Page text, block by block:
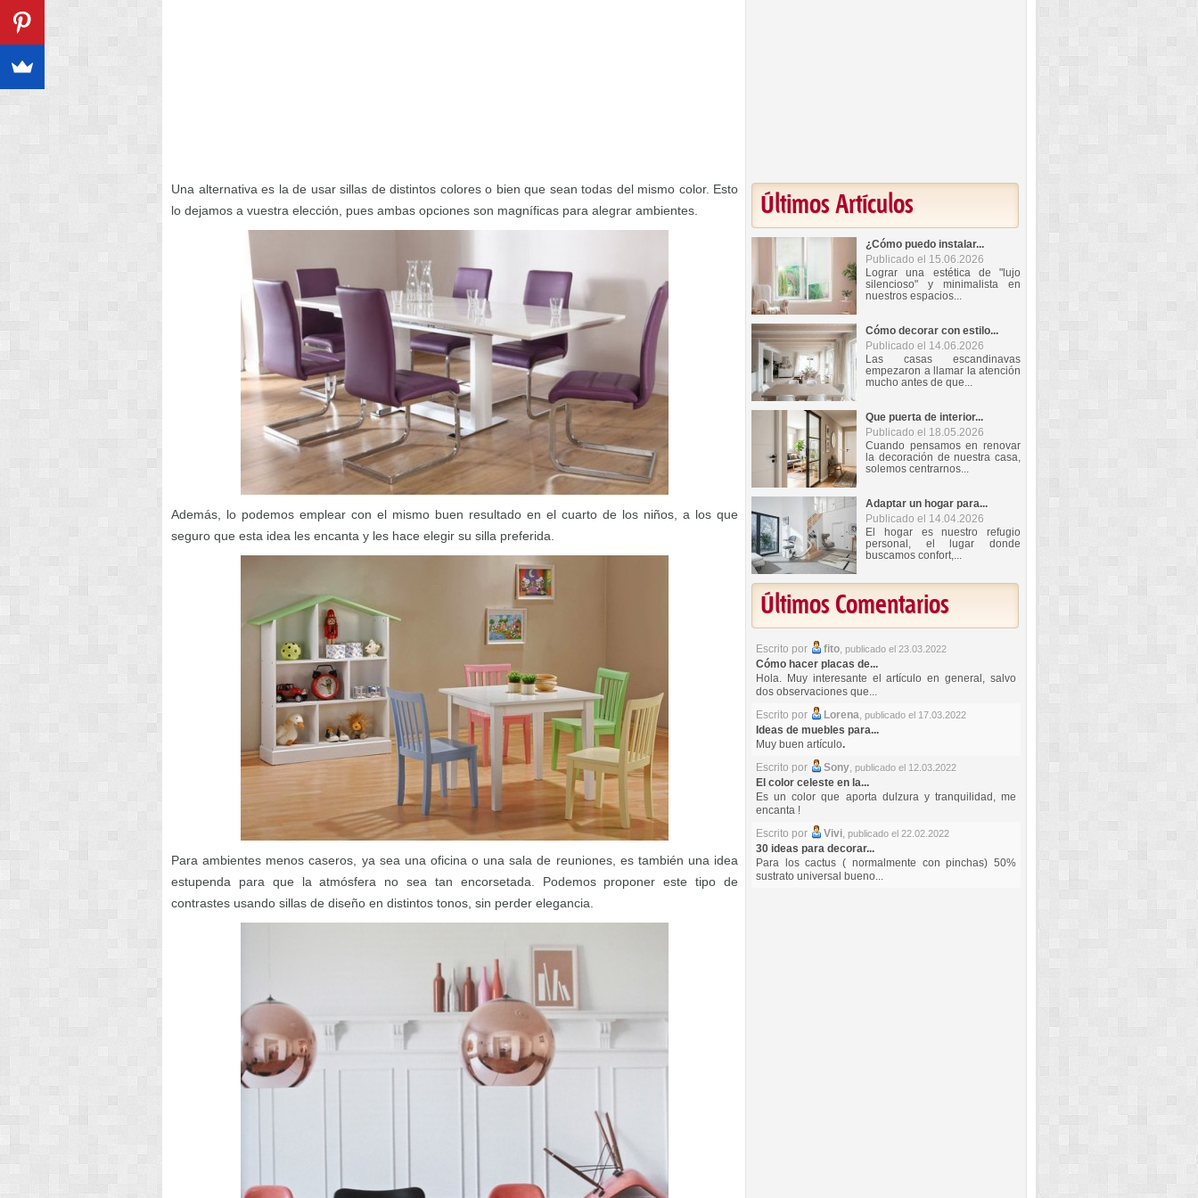
Una alternativa es la de usar sillas de distintos colores o bien que sean todas del mismo color. Esto
lo dejamos a vuestra elección, pues ambas opciones son magníficas para alegrar ambientes.
Además, lo podemos emplear con el mismo buen resultado en el cuarto de los niños, a los que
seguro que esta idea les encanta y les hace elegir su silla preferida.
Para ambientes menos caseros, ya sea una oficina o una sala de reuniones, es también una idea
estupenda para que la atmósfera no sea tan encorsetada. Podemos proponer este tipo de
contrastes usando sillas de diseño en distintos tonos, sin perder elegancia.
Últimos Artículos
¿Cómo puedo instalar...
Publicado el 15.06.2026
Lograr una estética de "lujo
silencioso" y minimalista en
nuestros espacios...
Cómo decorar con estilo...
Publicado el 14.06.2026
Las casas escandinavas
empezaron a llamar la atención
mucho antes de que...
Que puerta de interior...
Publicado el 18.05.2026
Cuando pensamos en renovar
la decoración de nuestra casa,
solemos centrarnos...
Adaptar un hogar para...
Publicado el 14.04.2026
El hogar es nuestro refugio
personal, el lugar donde
buscamos confort,...
Últimos Comentarios
Escrito por fito, publicado el 23.03.2022
Cómo hacer placas de...
Hola. Muy interesante el artículo en general, salvo
dos observaciones que...
Escrito por
Lorena, publicado el 17.03.2022
Ideas de muebles para...
Muy buen artículo.
Escrito por
Sony, publicado el 12.03.2022
El color celeste en la...
Es un color que aporta dulzura y tranquilidad, me
encanta !
Escrito por
Vivi, publicado el 22.02.2022
30 ideas para decorar...
Para los cactus ( normalmente con pinchas) 50%
sustrato universal bueno...